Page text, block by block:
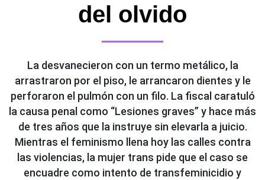
del olvido
La desvanecieron con un termo metálico, la
arrastraron por el piso, le arrancaron dientes y le
perforaron el pulmón con un filo. La fiscal caratuló
la causa penal como “Lesiones graves” y hace más
de tres años que la instruye sin elevarla a juicio.
Mientras el feminismo llena hoy las calles contra
las violencias, la mujer trans pide que el caso se
encuadre como intento de transfeminicidio y